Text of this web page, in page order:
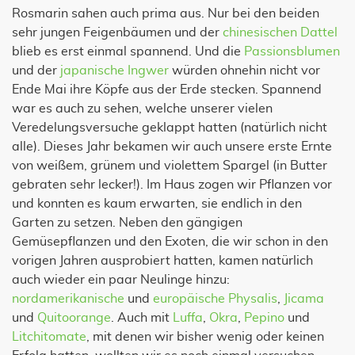
Rosmarin sahen auch prima aus. Nur bei den beiden
sehr jungen Feigenbäumen und der chinesischen Dattel
blieb es erst einmal spannend. Und die Passionsblumen
und der japanische Ingwer würden ohnehin nicht vor
Ende Mai ihre Köpfe aus der Erde stecken. Spannend
war es auch zu sehen, welche unserer vielen
Veredelungsversuche geklappt hatten (natürlich nicht
alle). Dieses Jahr bekamen wir auch unsere erste Ernte
von weißem, grünem und violettem Spargel (in Butter
gebraten sehr lecker!). Im Haus zogen wir Pflanzen vor
und konnten es kaum erwarten, sie endlich in den
Garten zu setzen. Neben den gängigen
Gemüsepflanzen und den Exoten, die wir schon in den
vorigen Jahren ausprobiert hatten, kamen natürlich
auch wieder ein paar Neulinge hinzu:
nordamerikanische und europäische Physalis
Jicama
und Quitoorange . Auch mit Luffa Okra Pepino und
Litchitomate , mit denen wir bisher wenig oder keinen